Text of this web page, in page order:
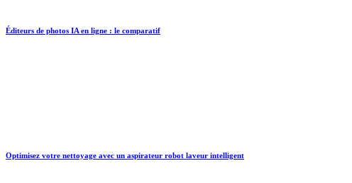
Éditeurs de photos IA en ligne : le comparatif
Optimisez votre nettoyage avec un aspirateur robot laveur intelligent